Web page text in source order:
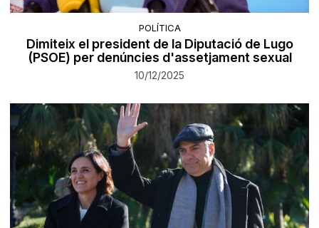
POLÍTICA
Dimiteix el president de la Diputació de Lugo
(PSOE) per denúncies d'assetjament sexual
10/12/2025